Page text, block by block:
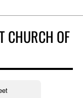
CHURCH OF